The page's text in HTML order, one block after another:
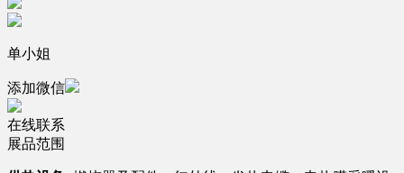
单小姐
添加微信
在线联系
展品范围